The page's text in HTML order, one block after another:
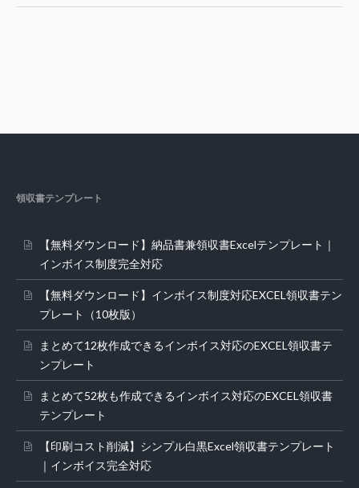
領収書テンプレート
【無料ダウンロード】納品書兼領収書Excelテンプレート｜
インボイス制度完全対応
【無料ダウンロード】インボイス制度対応EXCEL領収書テン
プレート（10枚版）
まとめて12枚作成できるインボイス対応のEXCEL領収書テ
ンプレート
まとめて52枚も作成できるインボイス対応のEXCEL領収書
テンプレート
【印刷コスト削減】シンプル白黒Excel領収書テンプレート
｜インボイス完全対応